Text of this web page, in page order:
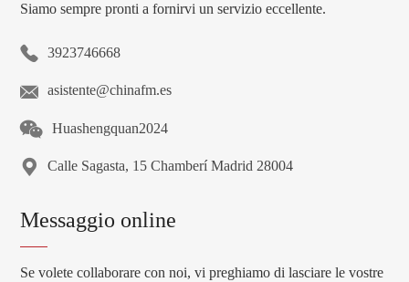
Siamo sempre pronti a fornirvi un servizio eccellente.
3923746668
asistente@chinafm.es
Huashengquan2024
Calle Sagasta, 15 Chamberí Madrid 28004
Messaggio online
Se volete collaborare con noi, vi preghiamo di lasciare le vostre